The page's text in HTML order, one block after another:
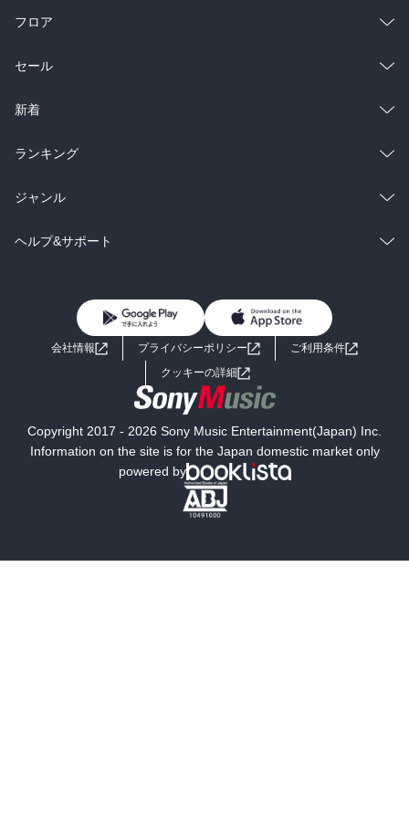
フロア
総合
ラノベ
雑誌・グラビア
BL・TL
セール
総合
ラノベ
雑誌・グラビア
BL・TL
新着
総合
ラノベ
雑誌・グラビア
ランキング
総合
ラノベ
ジャンル
コミック
ライトノベル 男子向けラノベ
小説
海外小説
ミステリー SF
文学
ヘルプ&サポート
よくあるご質問 お問い合わせ
会社情報 プライバシーポリシー
ご利用条件
クッキーの詳細
Copyright 2017 - 2026 Sony Music Entertainment(Japan) Inc.
Information on the site is for the Japan domestic market only
powered by